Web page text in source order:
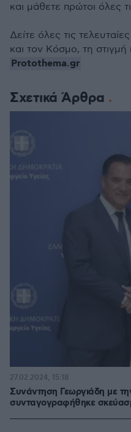
Σχετικά Άρθρα
Συνάντηση Γεωργιάδη με
συνταγογραφήθηκε
27.02.2024, 15:18
και μάθετε πρώτοι όλες
Δείτε όλες τις τελευταίες
και τον Κόσμο, τη
Protothema.gr